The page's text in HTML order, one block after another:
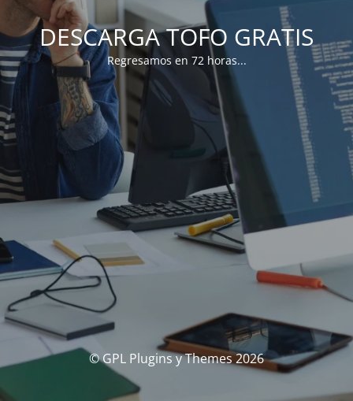
DESCARGA TOFO GRATIS
Regresamos en 72 horas...
© GPL Plugins y Themes 2026